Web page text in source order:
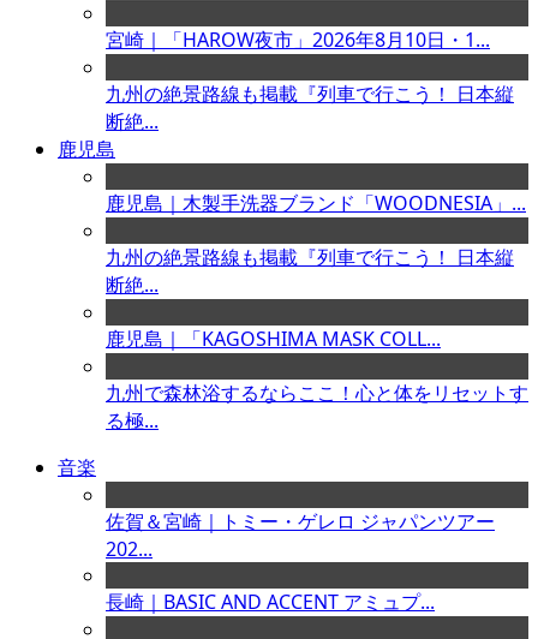
宮崎｜「HAROW夜市」2026年8月10日・1...
九州の絶景路線も掲載『列車で行こう！ 日本縦
断絶...
鹿児島
鹿児島｜木製手洗器ブランド「WOODNESIA」...
九州の絶景路線も掲載『列車で行こう！ 日本縦
断絶...
鹿児島｜「KAGOSHIMA MASK COLL...
九州で森林浴するならここ！心と体をリセットす
る極...
音楽
佐賀＆宮崎｜トミー・ゲレロ ジャパンツアー
202...
長崎｜BASIC AND ACCENT アミュプ...